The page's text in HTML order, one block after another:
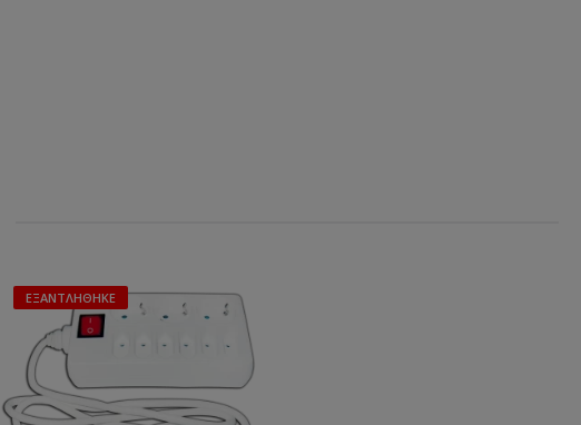
ΕΞΑΝΤΛΉΘΗΚΕ